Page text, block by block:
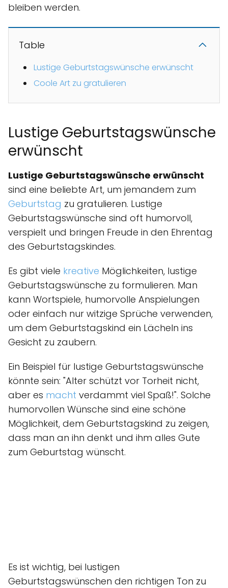
bleiben werden.
Table
Lustige Geburtstagswünsche erwünscht
Coole Art zu gratulieren
Lustige Geburtstagswünsche
erwünscht
Lustige Geburtstagswünsche erwünscht
sind eine beliebte Art, um jemandem zum
Geburtstag zu gratulieren. Lustige
Geburtstagswünsche sind oft humorvoll,
verspielt und bringen Freude in den Ehrentag
des Geburtstagskindes.
Es gibt viele kreative Möglichkeiten, lustige
Geburtstagswünsche zu formulieren. Man
kann Wortspiele, humorvolle Anspielungen
oder einfach nur witzige Sprüche verwenden,
um dem Geburtstagskind ein Lächeln ins
Gesicht zu zaubern.
Ein Beispiel für lustige Geburtstagswünsche
könnte sein: "Alter schützt vor Torheit nicht,
aber es macht verdammt viel Spaß!". Solche
humorvollen Wünsche sind eine schöne
Möglichkeit, dem Geburtstagskind zu zeigen,
dass man an ihn denkt und ihm alles Gute
zum Geburtstag wünscht.
Es ist wichtig, bei lustigen
Geburtstagswünschen den richtigen Ton zu